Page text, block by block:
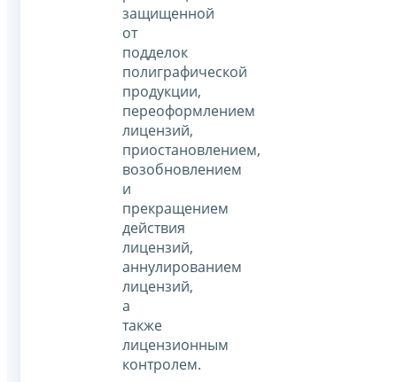
защищенной
от
подделок
полиграфической
продукции,
переоформлением
лицензий,
приостановлением,
возобновлением
и
прекращением
действия
лицензий,
аннулированием
лицензий,
а
также
лицензионным
контролем.